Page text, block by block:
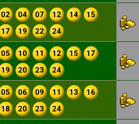
02 04 07 12 14
15
17 19 22 24
05 10 11 12 15
17
19 20 23 24
05 06 09 11 13
16
18 20 23 24